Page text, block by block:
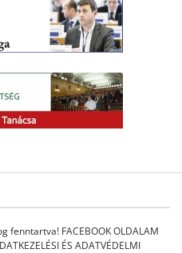
fenntartva! FACEBOOK OLDALAM
ÉS ADATVÉDELMI